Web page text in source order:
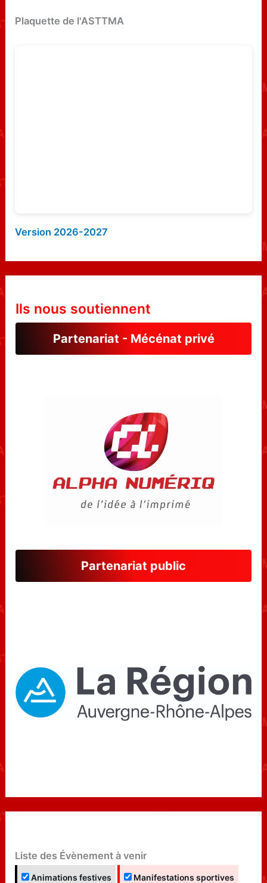
e
Plaquette de l'ASTTMA
Version 2026-2027
Ils nous soutiennent
Partenariat - Mécénat privé
Partenariat public
Liste des Évènement à venir
Animations festives Manifestations sportives